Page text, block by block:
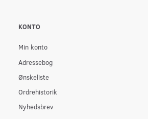
KONTO
Min konto
Adressebog
Ønskeliste
Ordrehistorik
Nyhedsbrev